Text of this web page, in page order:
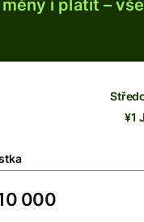
i platit –
¥1